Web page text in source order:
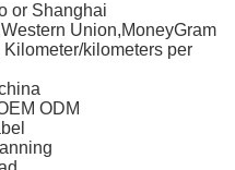
or Shanghai
Union,MoneyGram
Kilometer/kilometers per
ODM